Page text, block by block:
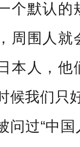
个默认的
周围人就
本人，
候我们只
问过“中